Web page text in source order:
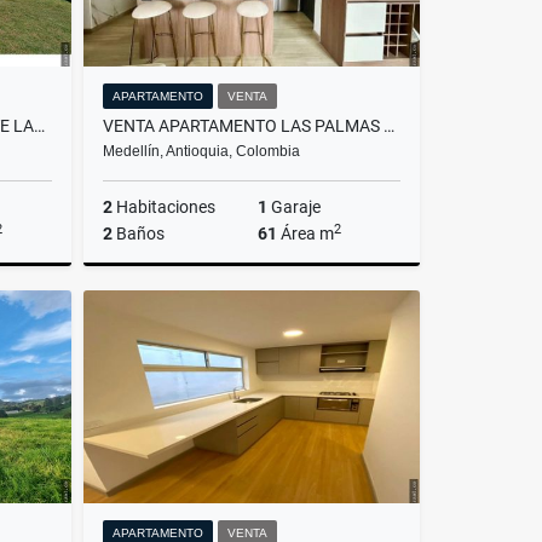
VENTA FINCA 2 CASAS VARIANTE LAS PALMAS ENVIGADO
APARTAMENTO VENTA
VENTA APARTAMENTO LAS PALMAS MEDELLÍN
Medellín, Antioquia, Colombia
2 Habitaciones 1 Garaje
2 Baños 61 Área m2
$550.000.000
APARTAMENTO VENTA